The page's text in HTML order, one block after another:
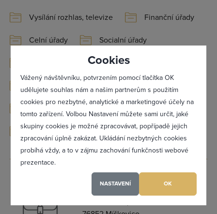
Cookies
Vážený návštěvníku, potvrzením pomocí tlačítka OK
udělujete souhlas nám a našim partnerům s použitím
cookies pro nezbytné, analytické a marketingové účely na
tomto zařízení. Volbou Nastavení můžete sami určit, jaké
skupiny cookies je možné zpracovávat, popřípadě jejich
zpracování úplně zakázat. Ukládání nezbytných cookies
probíhá vždy, a to v zájmu zachování funkčnosti webové
prezentace.
NASTAVENÍ OK
Vysílání rozhlas, televize Finanční úřady
Celní úřady Socialní úřady
Statistické úřady
Živnostenské úřady Inspekce
Úřední orgány Katastrální úřady
Ostatní úřady
Obec
Míškovice
Zapomněl(a) jsem heslo
Registrovat se
Maximální zviditelnění ve výpisu firem